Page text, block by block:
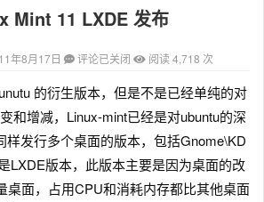
a
v
i
g
a
t
i
Mint 11 LXDE 发布
年8月17日 评论已关闭 阅读 4,718 次
的衍生版本，但是不是已经单纯的对
和增减，Linux-mint已经是对ubuntu的深
样发行多个桌面的版本，包括Gnome\KD
LXDE版本，此版本主要是因为桌面的改
桌面，占用CPU和消耗内存都比其他桌面